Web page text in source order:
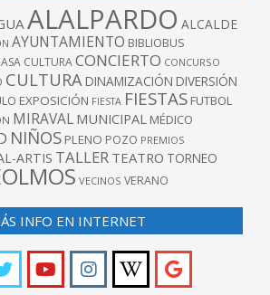
ALALPARDO ALCALDE
AYUNTAMIENTO BIBLIOBUS
CULTURACONCIERTO CONCURSO
CULTURA DINAMIZACIÓN DIVERSIÓN
EXPOSICIÓN FIESTA FIESTAS FUTBOL
MIRAVAL MUNICIPAL MÉDICO
NIÑOS PLENO POZO PREMIOS
ARTIS TALLER TEATRO TORNEO
VECINOS VERANO
INFO EN INTERNET